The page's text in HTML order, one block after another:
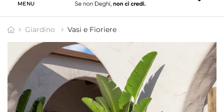
MENU
Giardino Vasi e Fioriere